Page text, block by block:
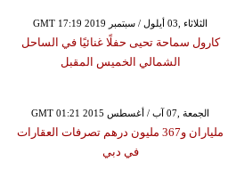
GMT 17:19 2019 الثلاثاء ,03 أيلول / سبتمبر
كارول سماحة تحيى حفلًا غنائيًا في الساحل
الشمالي الخميس المقبل
GMT 01:21 2015 الجمعة ,07 آب / أغسطس
ملياران و367 مليون درهم تصرفات العقارات
في دبي